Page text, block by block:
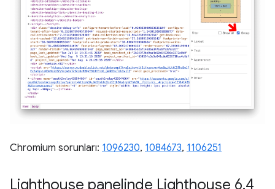
Chromium sorunları: 1096230, 1084673, 1106251
Lighthouse panelinde Lighthouse 6.4